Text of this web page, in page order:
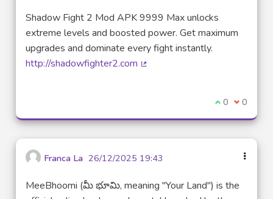
Shadow Fight 2 Mod APK 9999 Max unlocks
extreme levels and boosted power. Get maximum
upgrades and dominate every fight instantly.
http://shadowfighter2.com
I agree with
0 I 0
Franca La 26/12/2025 19:43
MeeBhoomi (మీ భూమి, meaning "Your Land") is the